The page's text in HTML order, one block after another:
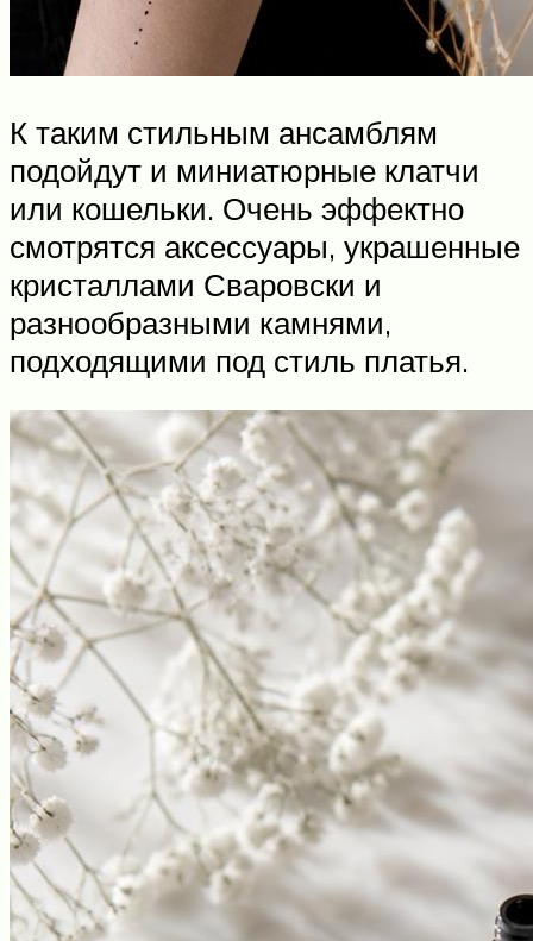
К таким стильным ансамблям
подойдут и миниатюрные клатчи
или кошельки. Очень эффектно
смотрятся аксессуары, украшенные
кристаллами Сваровски и
разнообразными камнями,
подходящими под стиль платья.